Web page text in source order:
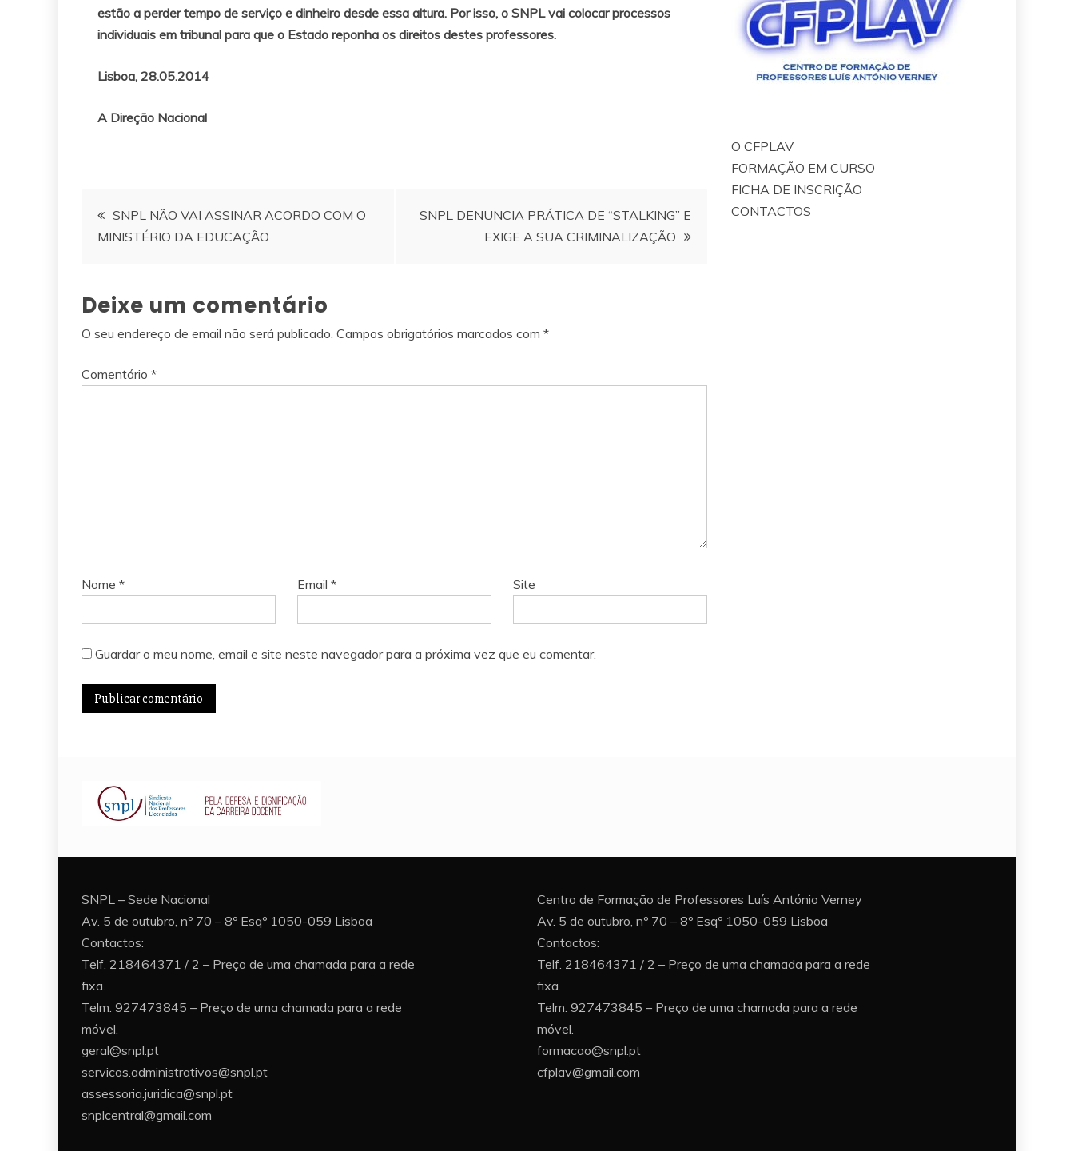
estão a perder tempo de serviço e dinheiro desde essa altura. Por isso, o SNPL vai colocar processos
individuais em tribunal para que o Estado reponha os direitos destes professores.
Lisboa, 28.05.2014
A Direção Nacional
Navegação
de
artigos
SNPL NÃO VAI ASSINAR ACORDO COM O
MINISTÉRIO DA EDUCAÇÃO
SNPL DENUNCIA PRÁTICA DE “STALKING” E
EXIGE A SUA CRIMINALIZAÇÃO
Deixe um comentário
O seu endereço de email não será publicado. Campos obrigatórios marcados com *
Comentário *
Nome * Email* Site
Guardar o meu nome, email e site neste navegador para a próxima vez que eu comentar.
O CFPLAV
FORMAÇÃO EM CURSO
FICHA DE INSCRIÇÃO
CONTACTOS
SNPL – Sede Nacional
Av. 5 de outubro, nº 70 – 8º Esqº 1050-059 Lisboa
Contactos:
Telf. 218464371 / 2 – Preço de uma chamada para a rede
fixa.
Telm. 927473845 – Preço de uma chamada para a rede
móvel.
geral@snpl.pt
servicos.administrativos@snpl.pt
assessoria.juridica@snpl.pt
snplcentral@gmail.com
Centro de Formação de Professores Luís António Verney
Av. 5 de outubro, nº 70 – 8º Esqº 1050-059 Lisboa
Contactos:
Telf. 218464371 / 2 – Preço de uma chamada para a rede
fixa.
Telm. 927473845 – Preço de uma chamada para a rede
móvel.
formacao@snpl.pt
cfplav@gmail.com